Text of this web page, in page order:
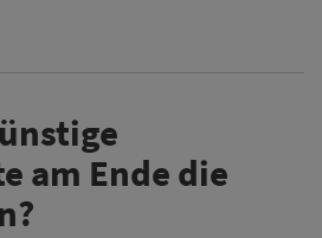
am Ende die